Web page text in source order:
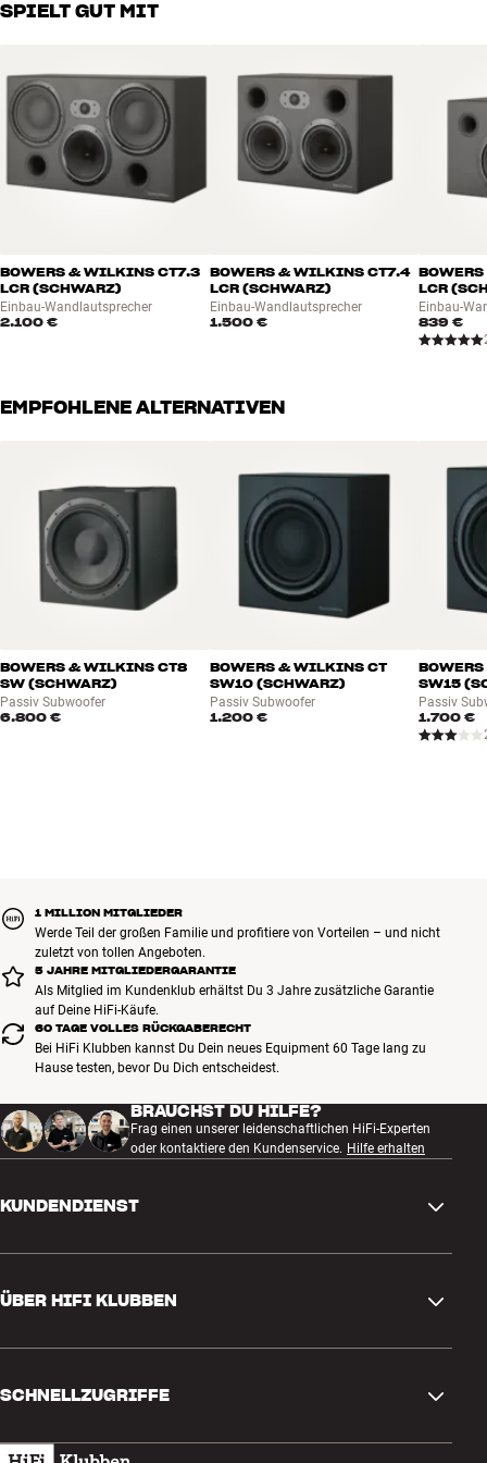
SPIELT GUT MIT
BOWERS & WILKINS CT7.3
LCR (SCHWARZ)
Einbau-Wandlautsprecher
2.100 €
BOWERS & WILKINS CT7.4
LCR (SCHWARZ)
Einbau-Wandlautsprecher
1.500 €
LCR
Einbau-
839 €
EMPFOHLENE ALTERNATIVEN
BOWERS & WILKINS CT8
SW (SCHWARZ)
Passiv Subwoofer
6.800 €
BOWERS & WILKINS CT
SW10 (SCHWARZ)
Passiv Subwoofer
1.200 €
SW15
Passiv
1.700 €
1 MILLION MITGLIEDER
Werde Teil der großen Familie und profitiere von Vorteilen – und nicht
zuletzt von tollen Angeboten.
5 JAHRE MITGLIEDERGARANTIE
Als Mitglied im Kundenklub erhältst Du 3 Jahre zusätzliche Garantie
auf Deine HiFi-Käufe.
60 TAGE VOLLES RÜCKGABERECHT
Bei HiFi Klubben kannst Du Dein neues Equipment 60 Tage lang zu
Hause testen, bevor Du Dich entscheidest.
BRAUCHST DU HILFE?
Frag einen unserer leidenschaftlichen HiFi-Experten
oder kontaktiere den Kundenservice. Hilfe erhalten
KUNDENDIENST
Rückgabe und Reklamation
Bestellung widerrufen
ÜBER HIFI KLUBBEN
Kundenklub
SCHNELLZUGRIFFE